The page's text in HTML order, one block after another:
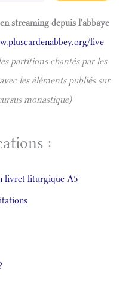
streaming depuis l'abbaye
live
partitions chantés par les
les éléments publiés sur
monastique)
:
livret liturgique A5